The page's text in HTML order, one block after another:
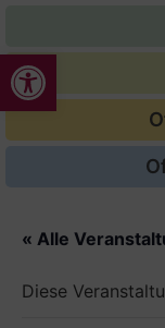
Werkzeugleiste öffnen
« Alle
Diese